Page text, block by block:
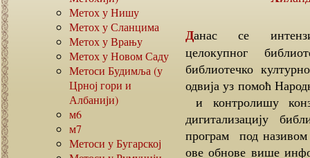
Метох у Нишу
Метох у Сланцима
Метох у Врању
Метох у Новом Саду
Метоси Будимља (у
Црној гори и
Албанији)
м6
м7
Метоси у Бугарској
Данас се интензивно ради на очувању и обнови
целокупног
библиотечко
одвија уз помоћ
и контролишу
дигитализацију
програм под називом
ове обнове више